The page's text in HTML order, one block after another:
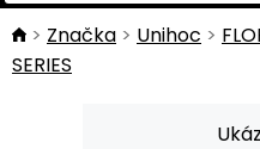
Značka Unihoc
SERIES